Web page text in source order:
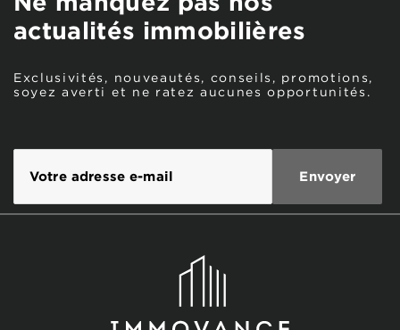
actualités immobilières
Exclusivités, nouveautés, conseils, promotions,
soyez averti et ne ratez aucunes opportunités.